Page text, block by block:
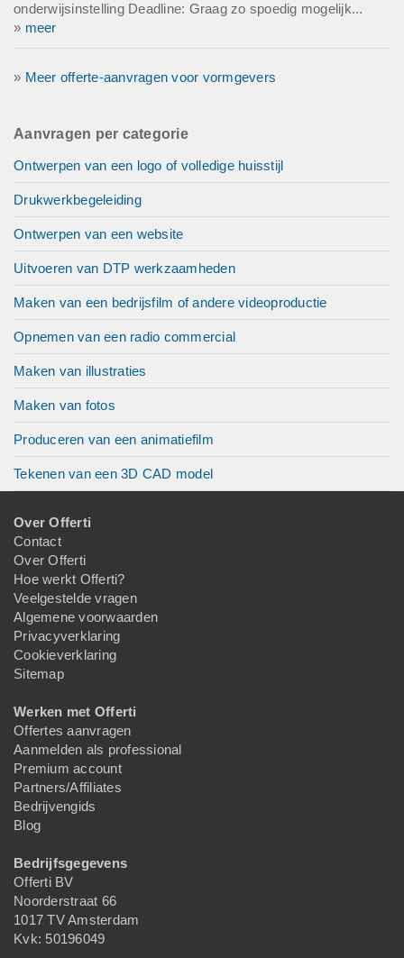
onderwijsinstelling Deadline: Graag zo spoedig mogelijk...
» meer
» Meer offerte-aanvragen voor vormgevers
Aanvragen per categorie
Ontwerpen van een logo of volledige huisstijl
Drukwerkbegeleiding
Ontwerpen van een website
Uitvoeren van DTP werkzaamheden
Maken van een bedrijsfilm of andere videoproductie
Opnemen van een radio commercial
Maken van illustraties
Maken van fotos
Produceren van een animatiefilm
Tekenen van een 3D CAD model
Over Offerti
Contact
Over Offerti
Hoe werkt Offerti?
Veelgestelde vragen
Algemene voorwaarden
Privacyverklaring
Cookieverklaring
Sitemap
Werken met Offerti
Offertes aanvragen
Aanmelden als professional
Premium account
Partners/Affiliates
Bedrijvengids
Blog
Bedrijfsgegevens
Offerti BV
Noorderstraat 66
1017 TV Amsterdam
Kvk: 50196049